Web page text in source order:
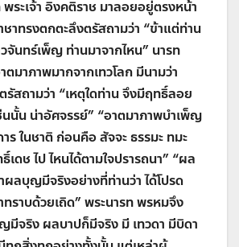
พระเจ้า อิงคติราช มาลอยอยู่ตรงหน้า
าทรงตกตะลึงตรัสถามว่า “ข้าแต่ท่าน
จันทร์เพ็ญ ท่านมาจากไหน” นารท
ตมาภาพมากจากเทวโลก มีนามว่า
รัสถามว่า “เหตุใดท่าน จึงมีฤทธิ์ลอย
นนั้น น่าอัศจรรย์” “อาตมาภาพบำเพ็ญ
าร ในชาติ ก่อนคือ สัจจะ ธรรมะ ทมะ
เดช ไป ไหนได้ตามใจปรารถนา” “ผล
ลบุญมีจริงอย่างที่ท่านว่า ได้โปรด
ทราบด้วยเถิด”พระนารท พรหมจึง
มีจริง ผลบาปก็มีจริง มี เทวดา มีบิดา